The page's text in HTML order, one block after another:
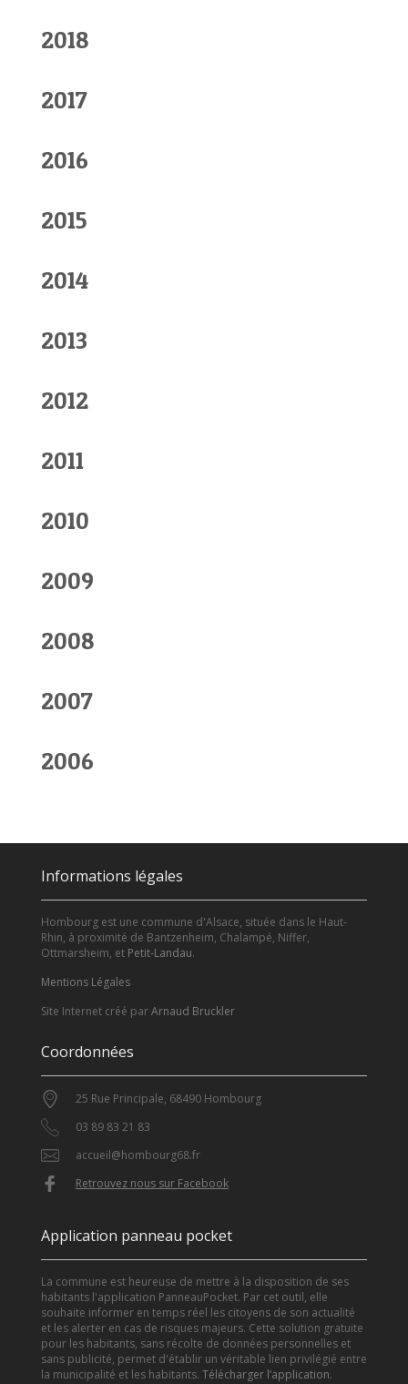
2018
2017
2016
2015
2014
2013
2012
2011
2010
2009
2008
2007
2006
Informations légales
Hombourg est une commune d'Alsace, située dans le Haut-
Rhin, à proximité de Bantzenheim, Chalampé, Niffer,
Ottmarsheim, et Petit-Landau.
Mentions Légales
Site Internet créé parArnaud Bruckler
Coordonnées
25 Rue Principale, 68490 Hombourg
03 89 83 21 83
accueil@hombourg68.fr
Retrouvez nous sur Facebook
Application panneau pocket
La commune est heureuse de mettre à la disposition de ses
habitants l'application PanneauPocket. Par cet outil, elle
souhaite informer en temps réel les citoyens de son actualité
et les alerter en cas de risques majeurs. Cette solution gratuite
pour les habitants, sans récolte de données personnelles et
sans publicité, permet d'établir un véritable lien privilégié entre
la municipalité et les habitants. Télécharger l’application.